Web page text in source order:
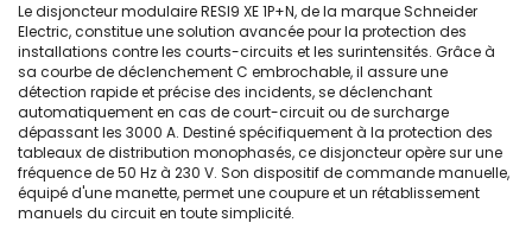
Le disjoncteur modulaire RESI9 XE 1P+N, de la marque Schneider
Electric, constitue une solution avancée pour la protection des
installations contre les courts-circuits et les surintensités. Grâce à
sa courbe de déclenchement C embrochable, il assure une
détection rapide et précise des incidents, se déclenchant
automatiquement en cas de court-circuit ou de surcharge
dépassant les 3000 A. Destiné spécifiquement à la protection des
tableaux de distribution monophasés, ce disjoncteur opère sur une
fréquence de 50 Hz à 230 V. Son dispositif de commande manuelle,
équipé d'une manette, permet une coupure et un rétablissement
manuels du circuit en toute simplicité.